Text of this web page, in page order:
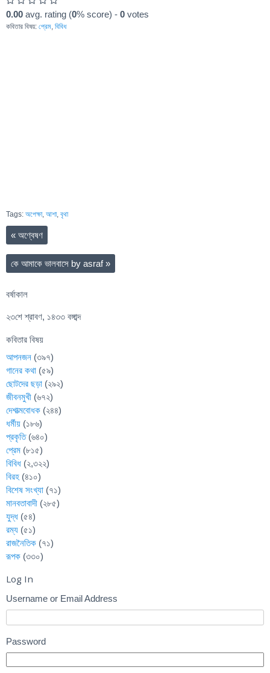
0.00 avg. rating (0% score) - 0 votes
কবিতার বিষয়: প্রেম বিবিধ
Tags: অপেক্ষা, আশা, বৃথা
« অণ্বেষণ
কে আমাকে ভালবাসে by asraf»
বর্ষাকাল
২৩শে শ্রাবণ, ১৪৩৩ বঙ্গাব্দ
কবিতার বিষয়
আপনজন (৩৯৭)
গানের কথা (৫৯)
ছোটদের ছড়া (২৯২)
জীবনমুখী (৬৭২)
দেশাত্মবোধক (২৪৪)
ধর্মীয় (১৮৬)
প্রকৃতি(৬৪০)
প্রেম (৮১৫)
বিবিধ (২,৩২২)
বিরহ (৪১০)
বিশেষ সংখ্যা (৭১)
মানবতাবাদী (২৮৫)
যুদ্ধ (৫৪)
রম্য (৫১)
রাজনৈতিক (৭১)
রূপক (৩৩০)
Log In
Username or Email Address
Password